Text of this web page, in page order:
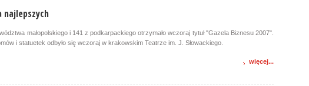
najlepszych
małopolskiego i 141 z podkarpackiego otrzymało wczoraj tytuł "Gazela Biznesu 2007".
i statuetek odbyło się wczoraj w krakowskim Teatrze im. J. Słowackiego.
więcej...